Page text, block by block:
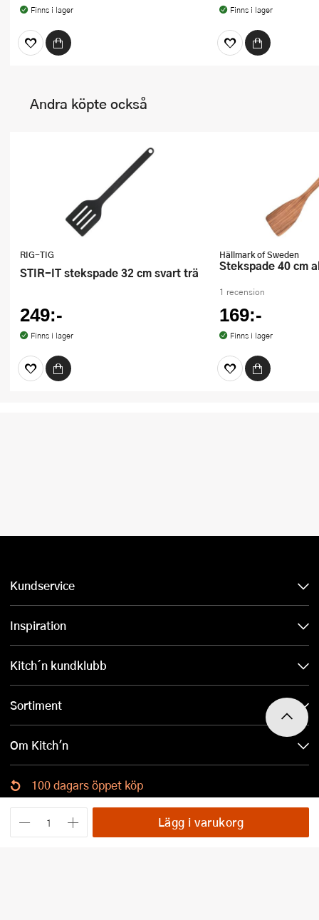
Lägg i varukorg
Finns i lager Finns i lager
Andra köpte också
RIG-TIG
STIR-IT stekspade 32 cm svart trä
249:-
Finns i lager
Hällmark of Sweden
Stekspade 40 cm
1 recension
169:-
Finns i lager
Kundservice
Inspiration
Kitch´n kundklubb
Sortiment
Om Kitch'n
100 dagars öppet köp
Ladda ned Kitch´n-appen